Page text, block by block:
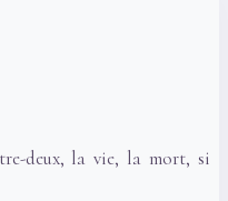
deux, la vie, la mort, si